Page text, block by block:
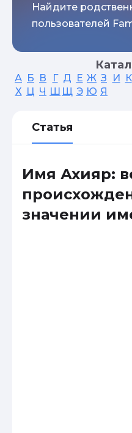
Найдите
пользователей
А Б В Г Д Е Ж З И К
Х Ц Ч Ш Щ Э Ю Я
Статья
Имя Ахияр:
значении